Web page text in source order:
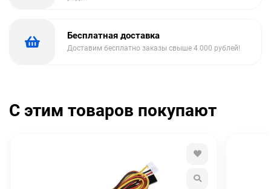
Бесплатная доставка
Доставим бесплатно заказы свыше 4 000 рублей!
С этим товаров покупают